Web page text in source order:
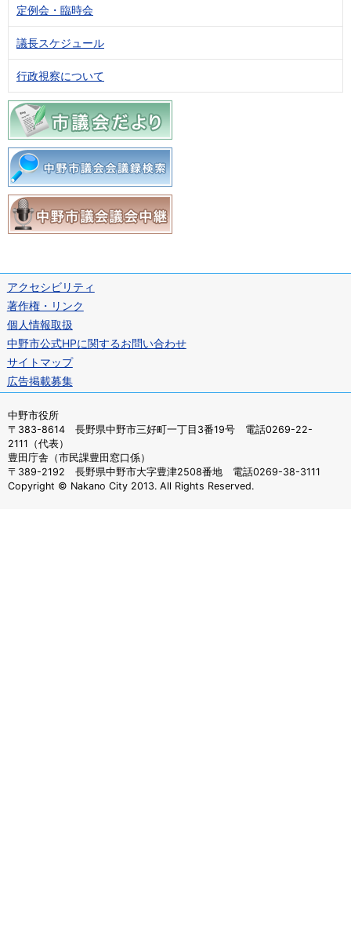
定例会・臨時会
議長スケジュール
行政視察について
アクセシビリティ
著作権・リンク
個人情報取扱
中野市公式HPに関するお問い合わせ
サイトマップ
広告掲載募集
中野市役所
〒383-8614 長野県中野市三好町一丁目3番19号 電話0269-22-
2111（代表）
豊田庁舎（市民課豊田窓口係）
〒389-2192 長野県中野市大字豊津2508番地 電話0269-38-3111
Copyright © Nakano City 2013. All Rights Reserved.